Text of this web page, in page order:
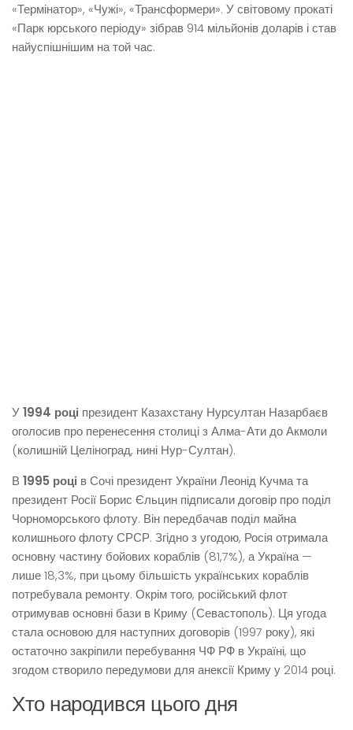
«Термінатор», «Чужі», «Трансформери». У світовому прокаті
«Парк юрського періоду» зібрав 914 мільйонів доларів і став
найуспішнішим на той час.
У1994 році президент Казахстану Нурсултан Назарбаєв
оголосив про перенесення столиці з Алма-Ати до Акмоли
(колишній Целіноград, нині Нур-Султан).
В 1995 році в Сочі президент України Леонід Кучма та
президент Росії Борис Єльцин підписали договір про поділ
Чорноморського флоту. Він передбачав поділ майна
колишнього флоту СРСР. Згідно з угодою, Росія отримала
основну частину бойових кораблів (81,7%), а Україна —
лише 18,3%, при цьому більшість українських кораблів
потребувала ремонту. Окрім того, російський флот
отримував основні бази в Криму (Севастополь). Ця угода
стала основою для наступних договорів (1997 року), які
остаточно закріпили перебування ЧФ РФ в Україні, що
згодом створило передумови для анексії Криму у 2014 році.
Хто народився цього дня